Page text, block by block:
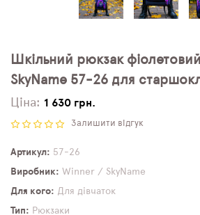
Шкільний рюкзак
SkyNamе 57-26 для
Ціна: 1 630 грн.
Залишити відгук
Артикул
57-26
Виробник
Winner / SkyName
Для кого
Для дівчаток
Тип
Рюкзаки